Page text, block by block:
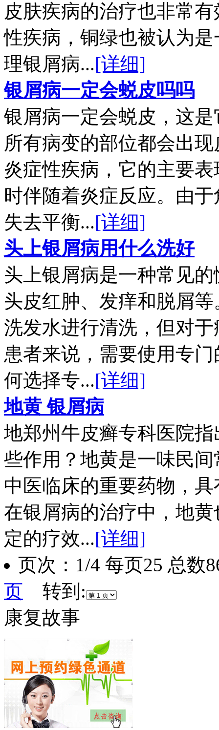
皮肤疾病的治疗也非常
性疾病，铜绿也被认为
理银屑病...[详细]
银屑病一定会蜕皮吗吗
银屑病一定会蜕皮，这
所有病变的部位都会出
炎症性疾病，它的主要
时伴随着炎症反应。由
失去平衡...[详细]
头上银屑病用什么洗好
头上银屑病是一种常见
头皮红肿、发痒和脱屑
洗发水进行清洗，但对
患者来说，需要使用专
何选择专...[详细]
地黄 银屑病
地郑州牛皮癣专科医院
些作用？地黄是一味民
中医临床的重要药物，
在银屑病的治疗中，地
定的疗效...[详细]
页次：1/4 每页25 总
页 转到:
康复故事